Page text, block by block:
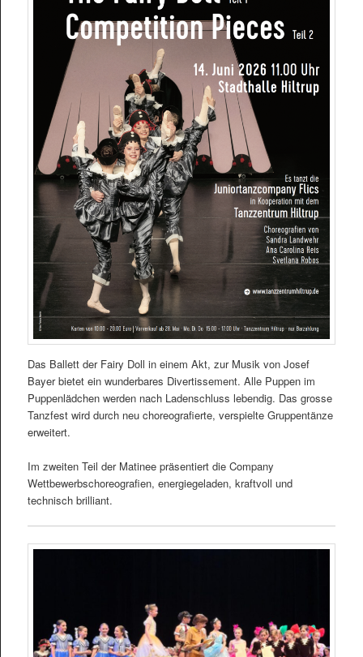
Das Ballett der Fairy Doll in einem Akt, zur Musik von Josef
Bayer bietet ein wunderbares Divertissement. Alle Puppen im
Puppenlädchen werden nach Ladenschluss lebendig. Das grosse
Tanzfest wird durch neu choreografierte, verspielte Gruppentänze
erweitert.
Im zweiten Teil der Matinee präsentiert die Company
Wettbewerbschoreografien, energiegeladen, kraftvoll und
technisch brilliant.